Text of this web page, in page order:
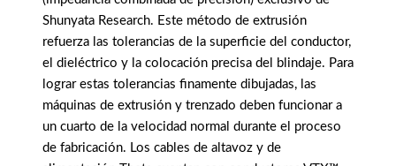
Shunyata Research. Este método de extrusión
refuerza las tolerancias de la superficie del conductor,
el dieléctrico y la colocación precisa del blindaje. Para
lograr estas tolerancias finamente dibujadas, las
máquinas de extrusión y trenzado deben funcionar a
un cuarto de la velocidad normal durante el proceso
de fabricación. Los cables de altavoz y de